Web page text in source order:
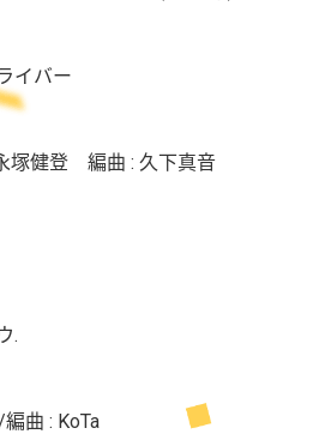
イバー
塚健登 編曲 : 久下真音
.
曲 : KoTa